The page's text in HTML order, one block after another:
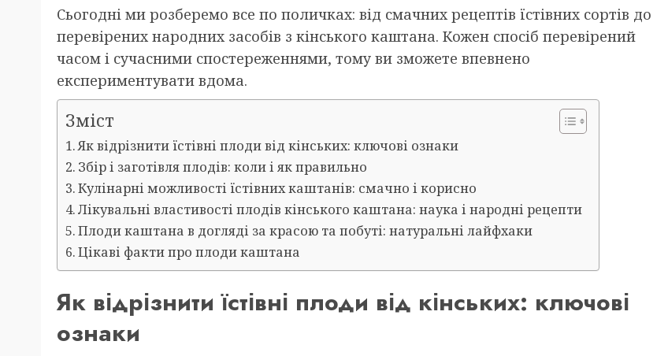
Сьогодні ми розберемо все по поличках: від смачних рецептів їстівних сортів до
перевірених народних засобів з кінського каштана. Кожен спосіб перевірений
часом і сучасними спостереженнями, тому ви зможете впевнено
експериментувати вдома.
Зміст
Як відрізнити їстівні плоди від кінських: ключові ознаки
Збір і заготівля плодів: коли і як правильно
Кулінарні можливості їстівних каштанів: смачно і корисно
Лікувальні властивості плодів кінського каштана: наука і народні рецепти
Плоди каштана в догляді за красою та побуті: натуральні лайфхаки
Цікаві факти про плоди каштана
Як відрізнити їстівні плоди від кінських: ключові
ознаки